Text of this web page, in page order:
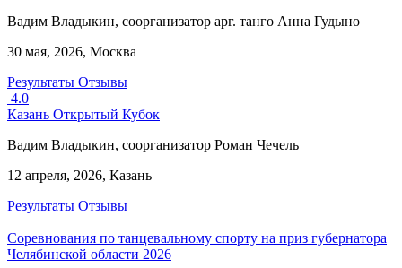
Вадим Владыкин, соорганизатор арг. танго Анна Гудыно
30 мая, 2026, Москва
Результаты Отзывы
4.0
Казань Открытый Кубок
Вадим Владыкин, соорганизатор Роман Чечель
12 апреля, 2026, Казань
Результаты Отзывы
Соревнования по танцевальному спорту на приз губернатора
Челябинской области 2026